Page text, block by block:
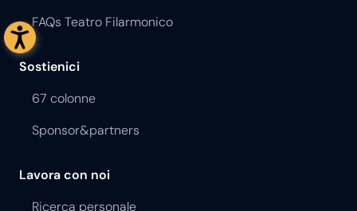
FAQs Teatro Filarmonico
Sostienici
67 colonne
Sponsor&partners
Lavora con noi
Ricerca personale